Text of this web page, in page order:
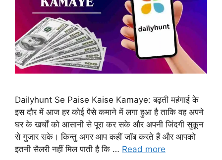
Dailyhunt Se Paise Kaise Kamaye: बढ़ती महंगाई के
इस दौर में आज हर कोई पैसे कमाने में लगा हुआ है ताकि वह अपने
घर के खर्चों को आसानी से पूरा कर सके और अपनी जिंदगी सुकून
से गुजार सके। किन्तु अगर आप कहीं जॉब करते हैं और आपको
इतनी सैलरी नहीं मिल पाती है कि … Read more